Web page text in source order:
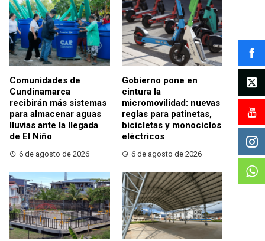
Comunidades de
Cundinamarca
recibirán más sistemas
para almacenar aguas
lluvias ante la llegada
de El Niño
6 de agosto de 2026
Gobierno pone en
cintura la
micromovilidad: nuevas
reglas para patinetas,
bicicletas y monociclos
eléctricos
6 de agosto de 2026